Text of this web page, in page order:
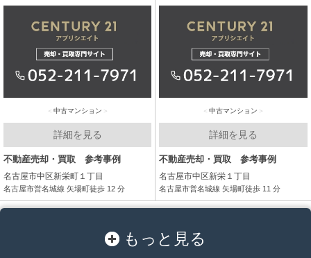
中古マンション
詳細を見る
不動産売却・買取 参考事例
名古屋市中区新栄町１丁目
名古屋市営名城線 矢場町徒歩 12 分
中古マンション
詳細を見る
不動産売却・買取 参考事例
名古屋市中区新栄１丁目
名古屋市営名城線 矢場町徒歩 11 分
もっと見る